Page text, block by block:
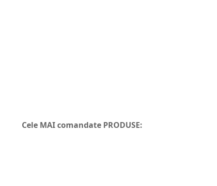
Cele MAI comandate PRODUSE: